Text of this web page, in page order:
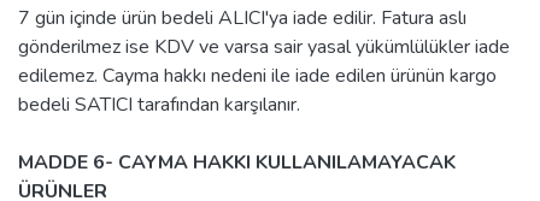
7 gün içinde ürün bedeli ALICI'ya iade edilir. Fatura aslı
gönderilmez ise KDV ve varsa sair yasal yükümlülükler iade
edilemez. Cayma hakkı nedeni ile iade edilen ürünün kargo
bedeli SATICI tarafından karşılanır.
MADDE 6- CAYMA HAKKI KULLANILAMAYACAK
ÜRÜNLER